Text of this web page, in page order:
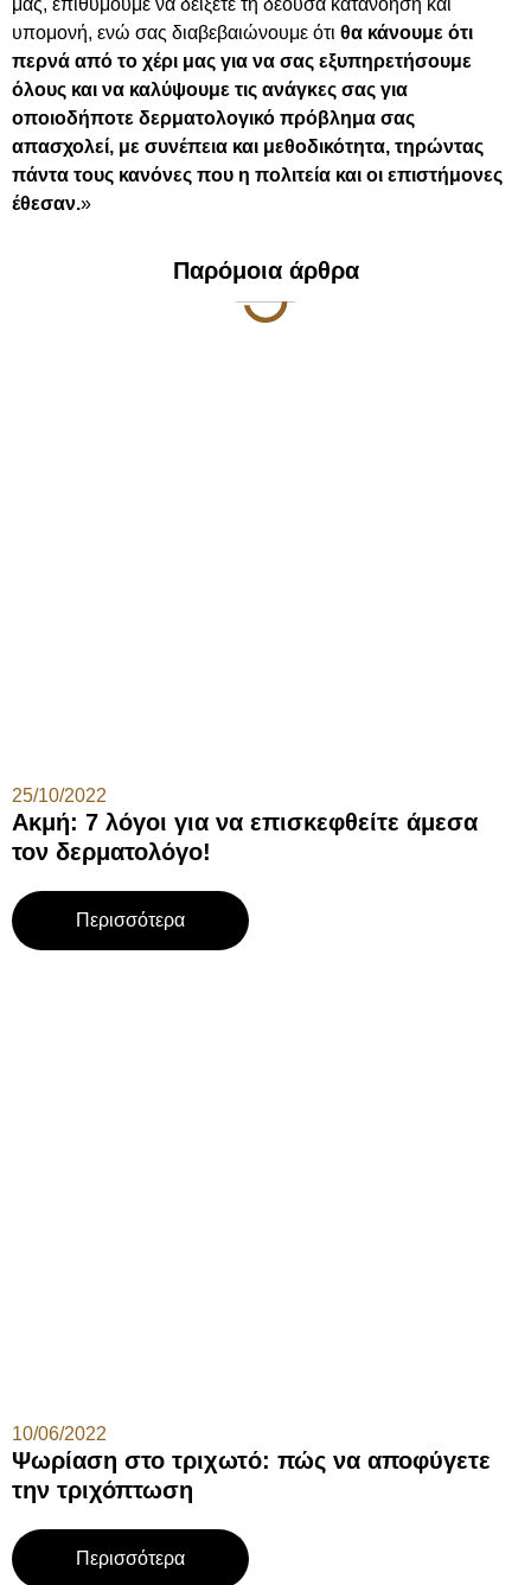
μας, επιθυμούμε να δείξετε τη δέουσα κατανόηση και
υπομονή, ενώ σας διαβεβαιώνουμε ότι θα κάνουμε ότι
περνά από το χέρι μας για να σας εξυπηρετήσουμε
όλους και να καλύψουμε τις ανάγκες σας για
οποιοδήποτε δερματολογικό πρόβλημα σας
απασχολεί, με συνέπεια και μεθοδικότητα, τηρώντας
πάντα τους κανόνες που η πολιτεία και οι επιστήμονες
έθεσαν.»
Παρόμοια άρθρα
Ακμή: 7 λόγοι για να επισκεφθείτε άμεσα
τον δερματολόγο!
25/10/2022
Περισσότερα
Ψωρίαση στο τριχωτό: πώς να αποφύγετε
την τριχόπτωση
10/06/2022
Περισσότερα